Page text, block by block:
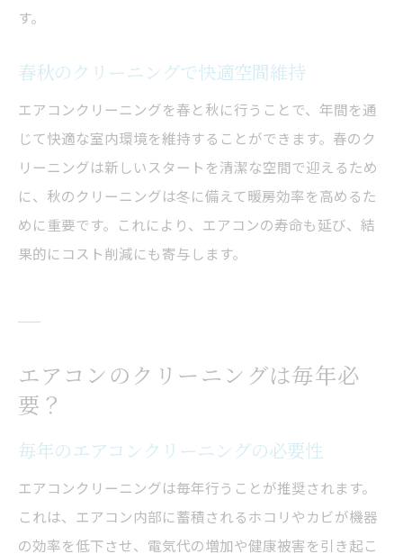
す。
春秋のクリーニングで快適空間維持
エアコンクリーニングを春と秋に行うことで、年間を通
じて快適な室内環境を維持することができます。春のク
リーニングは新しいスタートを清潔な空間で迎えるため
に、秋のクリーニングは冬に備えて暖房効率を高めるた
めに重要です。これにより、エアコンの寿命も延び、結
果的にコスト削減にも寄与します。
エアコンのクリーニングは毎年必
要？
毎年のエアコンクリーニングの必要性
エアコンクリーニングは毎年行うことが推奨されます。
これは、エアコン内部に蓄積されるホコリやカビが機器
の効率を低下させ、電気代の増加や健康被害を引き起こ